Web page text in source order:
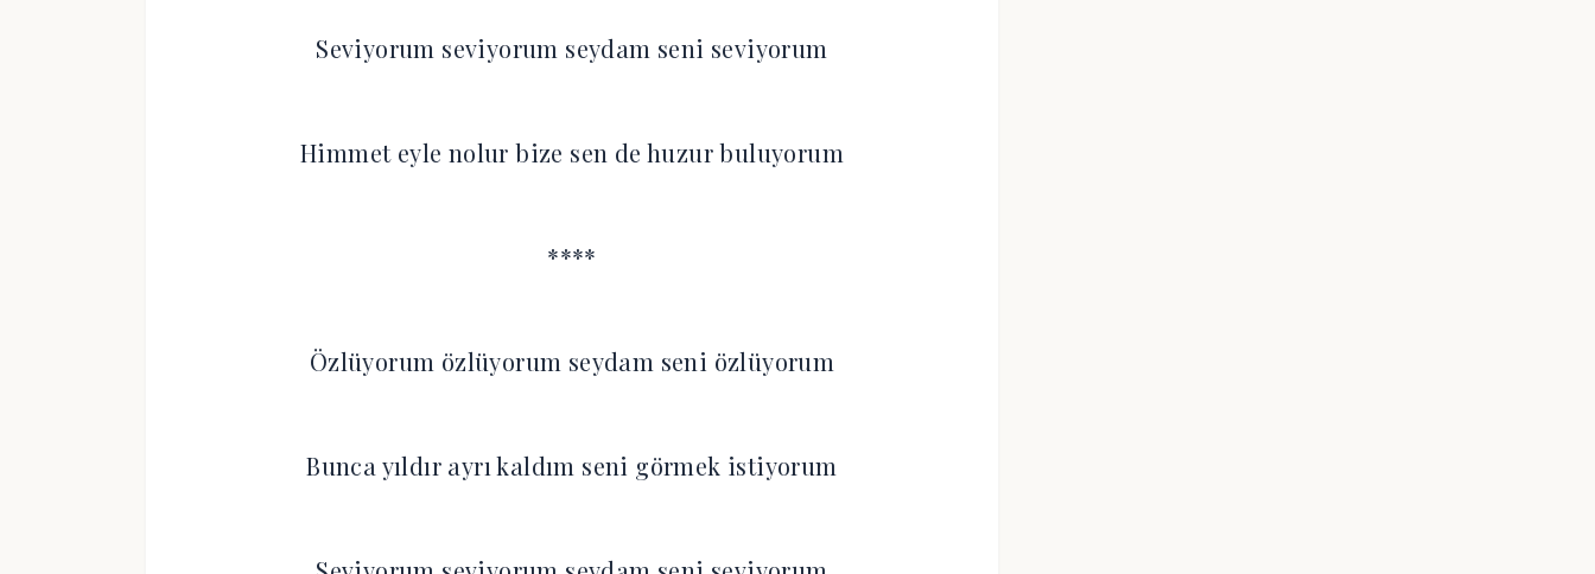
Seviyorum seviyorum seydam seni seviyorum
Himmet eyle nolur bize sen de huzur buluyorum
****
Özlüyorum özlüyorum seydam seni özlüyorum
Bunca yıldır ayrı kaldım seni görmek istiyorum